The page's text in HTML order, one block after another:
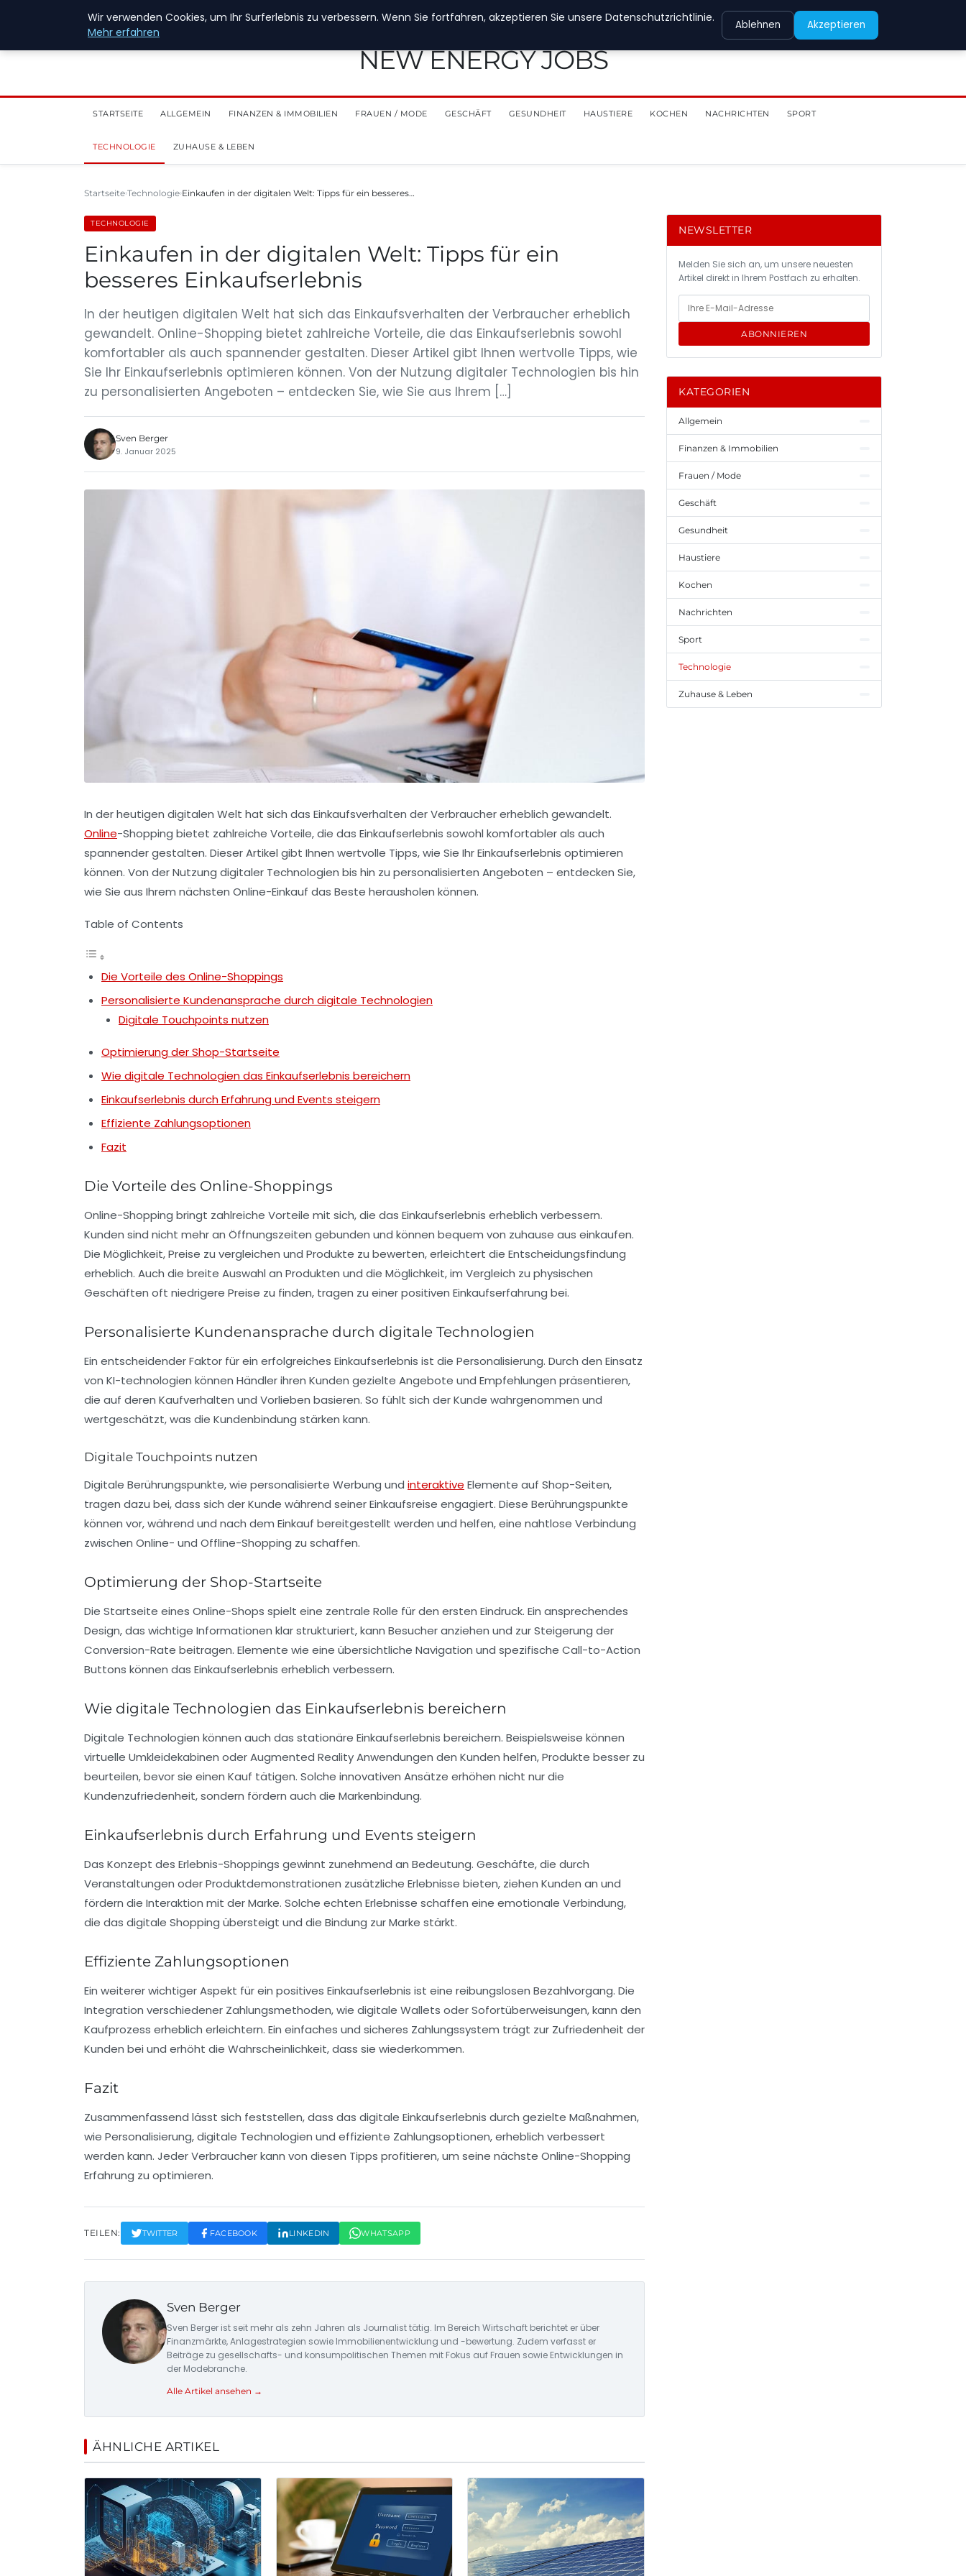
28. Juli 2026
NEW ENERGY JOBS
STARTSEITE ALLGEMEIN FINANZEN & IMMOBILIEN FRAUEN / MODE GESCHÄFT GESUNDHEIT HAUSTIERE KOCHEN NACHRICHTEN SPORT
TECHNOLOGIE ZUHAUSE & LEBEN
Startseite Technologie Einkaufen in der digitalen Welt: Tipps für ein besseres…
TECHNOLOGIE
Einkaufen in der digitalen Welt: Tipps für ein
besseres Einkaufserlebnis
In der heutigen digitalen Welt hat sich das Einkaufsverhalten der Verbraucher erheblich
gewandelt. Online-Shopping bietet zahlreiche Vorteile, die das Einkaufserlebnis sowohl
komfortabler als auch spannender gestalten. Dieser Artikel gibt Ihnen wertvolle Tipps, wie
Sie Ihr Einkaufserlebnis optimieren können. Von der Nutzung digitaler Technologien bis hin
zu personalisierten Angeboten – entdecken Sie, wie Sie aus Ihrem […]
Sven Berger
9. Januar 2025
In der heutigen digitalen Welt hat sich das Einkaufsverhalten der Verbraucher erheblich gewandelt.
Online-Shopping bietet zahlreiche Vorteile, die das Einkaufserlebnis sowohl komfortabler als auch
spannender gestalten. Dieser Artikel gibt Ihnen wertvolle Tipps, wie Sie IhrEinkaufserlebnis optimieren
können. Von der Nutzung digitaler Technologien bis hin zu personalisierten Angeboten – entdecken Sie,
wie Sie aus Ihrem nächsten Online-Einkauf das Beste herausholen können.
Table of Contents
Die Vorteile des Online-Shoppings
Personalisierte Kundenansprache durch digitale Technologien
Digitale Touchpoints nutzen
Optimierung der Shop-Startseite
Wie digitale Technologien das Einkaufserlebnis bereichern
Einkaufserlebnis durch Erfahrung und Events steigern
Effiziente Zahlungsoptionen
Fazit
Die Vorteile des Online-Shoppings
Online-Shopping bringt zahlreiche Vorteile mit sich, die das Einkaufserlebnis erheblich verbessern.
Kunden sind nicht mehr an Öffnungszeiten gebunden und können bequem von zuhause aus einkaufen.
Die Möglichkeit, Preise zu vergleichen und Produkte zu bewerten, erleichtert die Entscheidungsfindung
erheblich. Auch die breite Auswahl an Produkten und die Möglichkeit, im Vergleich zu physischen
Geschäften oft niedrigere Preise zu finden, tragen zu einer positiven Einkaufserfahrung bei.
Personalisierte Kundenansprache durch digitale Technologien
Ein entscheidender Faktor für ein erfolgreiches Einkaufserlebnis ist die Personalisierung. Durch den Einsatz
von KI-technologien können Händler ihren Kunden gezielte Angebote und Empfehlungen präsentieren,
die auf deren Kaufverhalten und Vorlieben basieren. So fühlt sich der Kunde wahrgenommen und
wertgeschätzt, was die Kundenbindung stärken kann.
Digitale Touchpoints nutzen
Digitale Berührungspunkte, wie personalisierte Werbung und interaktive Elemente auf Shop-Seiten,
tragen dazu bei, dass sich der Kunde während seinerEinkaufsreise engagiert. Diese Berührungspunkte
können vor, während und nach dem Einkauf bereitgestellt werden und helfen, eine nahtlose Verbindung
zwischen Online- und Offline-Shopping zu schaffen.
Optimierung der Shop-Startseite
Die Startseite eines Online-Shops spielt eine zentrale Rolle für den ersten Eindruck. Ein ansprechendes
Design, das wichtige Informationen klar strukturiert, kann Besucher anziehen und zur Steigerung der
Conversion-Rate beitragen. Elemente wie eine übersichtliche Navigation und spezifische Call-to-Action
Buttons können das Einkaufserlebnis erheblich verbessern.
Wie digitale Technologien das Einkaufserlebnis bereichern
Digitale Technologien können auch das stationäre Einkaufserlebnis bereichern. Beispielsweise können
virtuelle Umkleidekabinen oder Augmented Reality Anwendungen den Kunden helfen, Produkte besser zu
beurteilen, bevor sie einen Kauf tätigen. Solche innovativen Ansätze erhöhen nicht nur die
Kundenzufriedenheit, sondern fördern auch die Markenbindung.
Einkaufserlebnis durch Erfahrung und Events steigern
Das Konzept des Erlebnis-Shoppings gewinnt zunehmend an Bedeutung. Geschäfte, die durch
Veranstaltungen oder Produktdemonstrationen zusätzliche Erlebnisse bieten, ziehen Kunden an und
fördern die Interaktion mit der Marke. Solche echten Erlebnisse schaffen eine emotionale Verbindung,
die das digitale Shopping übersteigt und die Bindung zur Marke stärkt.
Effiziente Zahlungsoptionen
Ein weiterer wichtiger Aspekt für ein positives Einkaufserlebnis ist eine reibungslosen Bezahlvorgang. Die
Integration verschiedener Zahlungsmethoden, wie digitale Wallets oder Sofortüberweisungen, kann den
Kaufprozess erheblich erleichtern. Ein einfaches und sicheres Zahlungssystem trägt zur Zufriedenheit der
Kunden bei und erhöht die Wahrscheinlichkeit, dass sie wiederkommen.
Fazit
Zusammenfassend lässt sich feststellen, dass das digitale Einkaufserlebnis durch gezielte Maßnahmen,
wie Personalisierung, digitale Technologien und effiziente Zahlungsoptionen, erheblich verbessert
werden kann. Jeder Verbraucher kann von diesen Tipps profitieren, um seine nächste Online-Shopping
Erfahrung zu optimieren.
TEILEN: TWITTER FACEBOOK LINKEDIN WHATSAPP
Sven Berger
Sven Berger ist seit mehr als zehn Jahren als Journalist tätig. Im Bereich Wirtschaft berichtet er über
Finanzmärkte, Anlagestrategien sowie Immobilienentwicklung und -bewertung. Zudem verfasst er
Beiträge zu gesellschafts- und konsumpolitischen Themen mit Fokus auf Frauen sowie Entwicklungen in
der Modebranche.
Alle Artikel ansehen →
ÄHNLICHE ARTIKEL
NEWSLETTER
Melden Sie sich an, um unsere neuesten
Artikel direkt in Ihrem Postfach zu erhalten.
ABONNIEREN
KATEGORIEN
Allgemein
Finanzen & Immobilien
Frauen / Mode
Geschäft
Gesundheit
Haustiere
Kochen
Nachrichten
Sport
Technologie
Zuhause & Leben
Wir verwenden Cookies, um Ihr Surferlebnis zu verbessern. Wenn Sie fortfahren, akzeptieren Sie unsere Datenschutzrichtlinie.
Mehr erfahren
Ablehnen Akzeptieren